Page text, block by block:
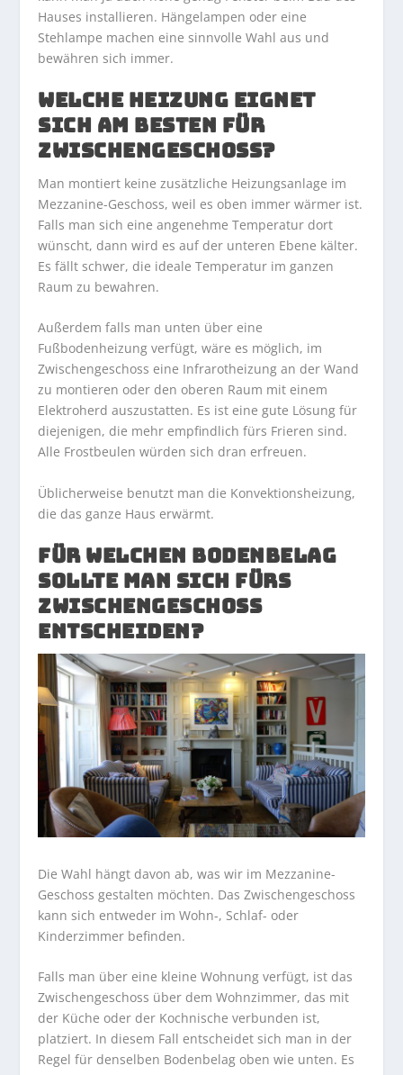
Hauses installieren. Hängelampen oder eine
Stehlampe machen eine sinnvolle Wahl aus und
bewähren sich immer.
WELCHE HEIZUNG EIGNET
SICH AM BESTEN FÜR
ZWISCHENGESCHOSS?
Man montiert keine zusätzliche Heizungsanlage im
Mezzanine-Geschoss, weil es oben immer wärmer ist.
Falls man sich eine angenehme Temperatur dort
wünscht, dann wird es auf der unteren Ebene kälter.
Es fällt schwer, die ideale Temperatur im ganzen
Raum zu bewahren.
Außerdem falls man unten über eine
Fußbodenheizung verfügt, wäre es möglich, im
Zwischengeschoss eine Infrarotheizung an der Wand
zu montieren oder den oberen Raum mit einem
Elektroherd auszustatten. Es ist eine gute Lösung für
diejenigen, die mehr empfindlich fürs Frieren sind.
Alle Frostbeulen würden sich dran erfreuen.
Üblicherweise benutzt man die Konvektionsheizung,
die das ganze Haus erwärmt.
FÜR WELCHEN BODENBELAG
SOLLTE MAN SICH FÜRS
ZWISCHENGESCHOSS
ENTSCHEIDEN?
Die Wahl hängt davon ab, was wir im Mezzanine-
Geschoss gestalten möchten. Das Zwischengeschoss
kann sich entweder im Wohn-, Schlaf- oder
Kinderzimmer befinden.
Falls man über eine kleine Wohnung verfügt, ist das
Zwischengeschoss über dem Wohnzimmer, das mit
der Küche oder der Kochnische verbunden ist,
platziert. In diesem Fall entscheidet sich man in der
Regel für denselben Bodenbelag oben wie unten. Es